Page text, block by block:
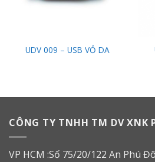
UDV 009 – USB VỎ DA
CÔNG TY TNHH TM DV XNK
VP HCM :Số 75/20/122 An Phú